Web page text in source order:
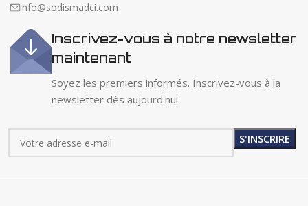
info@sodismadci.com
Inscrivez-vous à notre newsletter
maintenant
Soyez les premiers informés. Inscrivez-vous à la
newsletter dès aujourd'hui.